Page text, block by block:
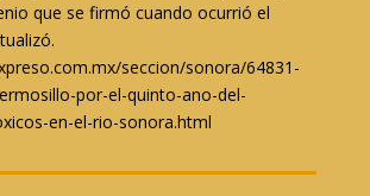
que se firmó cuando ocurrió el
seccion/sonora/64831-
por-el-quinto-ano-del-
en-el-rio-sonora.html